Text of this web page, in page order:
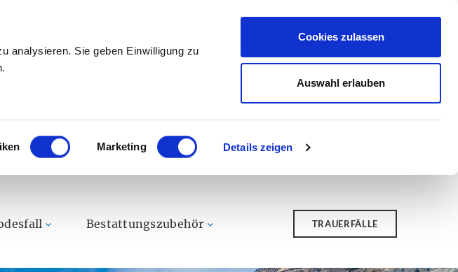
analysieren. Sie geben Einwilligung zu
Marketing Details zeigen
Cookies zulassen
Auswahl erlauben
Bestattungszubehör TRAUERFÄLLE